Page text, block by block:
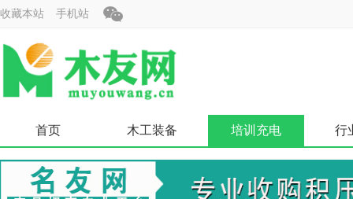
收藏本站 手机站
首页 木工装备 培训充电 行